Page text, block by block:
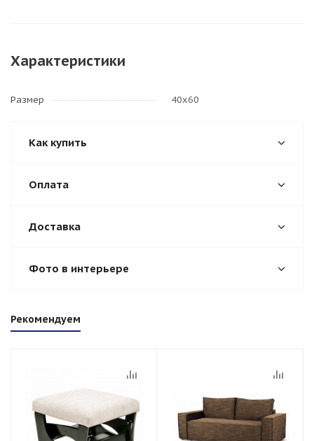
Характеристики
Размер 40х60
Как купить
Оплата
Доставка
Фото в интерьере
Рекомендуем